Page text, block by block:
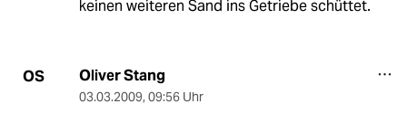
keinen weiteren Sand ins Getriebe schüttet.
OS Oliver Stang
03.03.2009, 09:56 Uhr